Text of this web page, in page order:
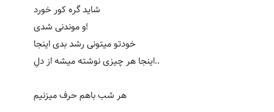
شاید گره کور خورد
و موندنی شدی!
خودتو میتونی رشد بدی اینجا
اینجا هر چیزی نوشته میشه از دلِ..
هر شب باهم حرف میزنیم